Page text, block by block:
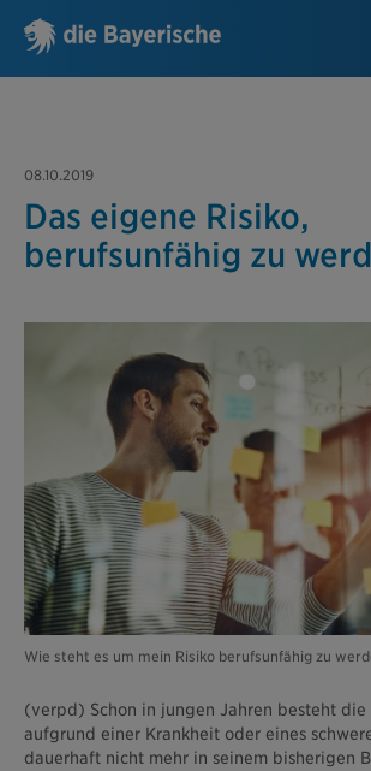
08.10.2019
Das eigene Risiko,
berufsunfähig zu
Wie steht es um mein Risiko berufsunfähig zu
(verpd) Schon in jungen Jahren besteht die
aufgrund einer Krankheit oder eines
dauerhaft nicht mehr in seinem bisherigen